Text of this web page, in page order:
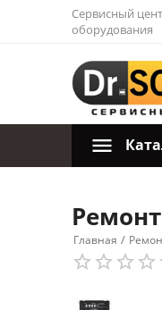
Сервисный
оборудования
Главная /